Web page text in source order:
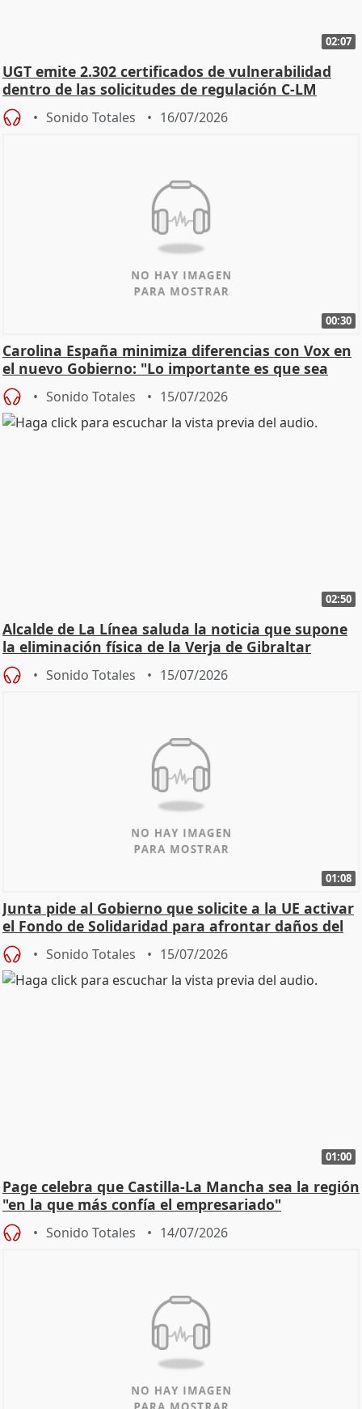
02:07
UGT emite 2.302 certificados de vulnerabilidad
dentro de las solicitudes de regulación C-LM
Sonido Totales 16/07/2026
00:30
Carolina España minimiza diferencias con Vox en
el nuevo Gobierno: "Lo importante es que sea
una leg
Sonido Totales 15/07/2026
02:50
Alcalde de La Línea saluda la noticia que supone
la eliminación física de la Verja de Gibraltar
Sonido Totales 15/07/2026
01:08
Junta pide al Gobierno que solicite a la UE activar
el Fondo de Solidaridad para afrontar daños del
Sonido Totales 15/07/2026
01:00
Page celebra que Castilla-La Mancha sea la región
"en la que más confía el empresariado"
Sonido Totales 14/07/2026